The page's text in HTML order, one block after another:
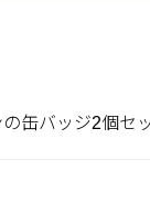
缶バッジ2個セッ